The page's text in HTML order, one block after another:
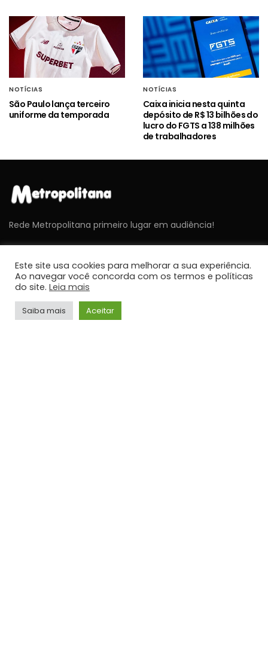
NOTÍCIAS
São Paulo lança terceiro
uniforme da temporada
NOTÍCIAS
Caixa inicia nesta quinta
depósito de R$ 13 bilhões do
lucro do FGTS a 138 milhões
de trabalhadores
Rede Metropolitana primeiro lugar em audiência!
ÚLTIMAS NOTÍCIAS
Cavex libera 2º lote de ingressos gratuitos para o
Sábado Aéreo 2026 em Taubaté
Este site usa cookies para melhorar a sua experiência.
Ao navegar você concorda com os termos e políticas
do site. Leia mais
Saiba mais Aceitar